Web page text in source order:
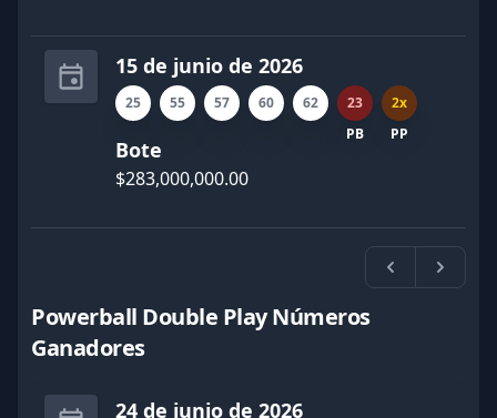
15 de junio de 2026
25 55 57 60
62
PB
23
PP
2x
Bote
$283,000,000.00
Previa
Powerball Double Play Números
Ganadores
24 de junio de 2026